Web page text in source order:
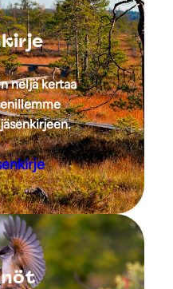
neljä kertaa